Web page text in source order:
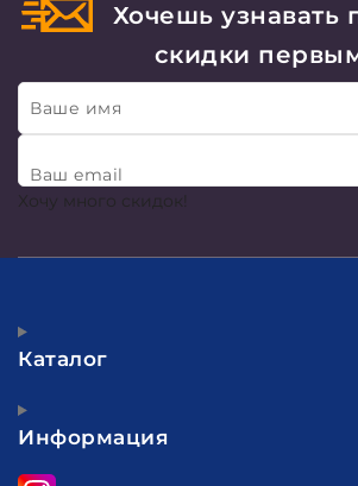
Хочешь узнавать
скидки
Ваше имя
Ваш email
Хочу много скидок!
Каталог
Информация